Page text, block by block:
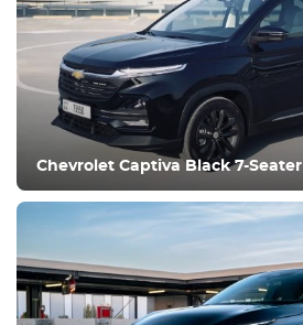
Equipamento
Confortável
Controlo da
climatização
Condução
Estado
Chevrolet Captiva Black 7-Seater